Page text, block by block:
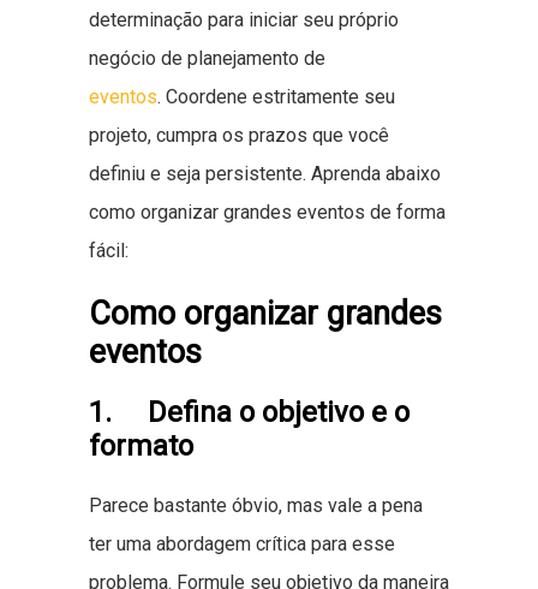
determinação para iniciar seu próprio
negócio de planejamento de
eventos. Coordene estritamente seu
projeto, cumpra os prazos que você
definiu e seja persistente. Aprenda abaixo
como organizar grandes eventos de forma
fácil:
Como organizar grandes
eventos
1. Defina o objetivo e o
formato
Parece bastante óbvio, mas vale a pena
ter uma abordagem crítica para esse
problema. Formule seu objetivo da maneira